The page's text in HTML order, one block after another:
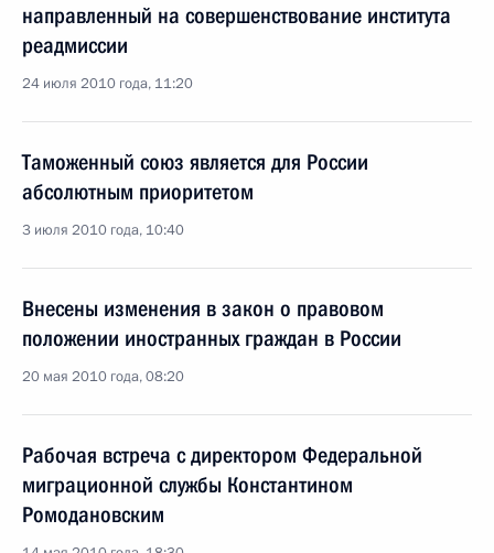
направленный на совершенствование института
реадмиссии
24 июля 2010 года, 11:20
Таможенный союз является для России
абсолютным приоритетом
3 июля 2010 года, 10:40
Внесены изменения в закон о правовом
положении иностранных граждан в России
20 мая 2010 года, 08:20
Рабочая встреча с директором Федеральной
миграционной службы Константином
Ромодановским